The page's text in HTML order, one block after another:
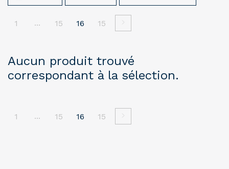
1 ... 15 16 15
Aucun produit trouvé
correspondant à la sélection.
1 ... 15 16 15